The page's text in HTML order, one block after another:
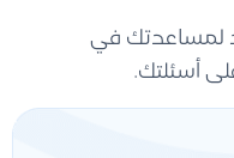
لمساعدتك في
أسئلتك.